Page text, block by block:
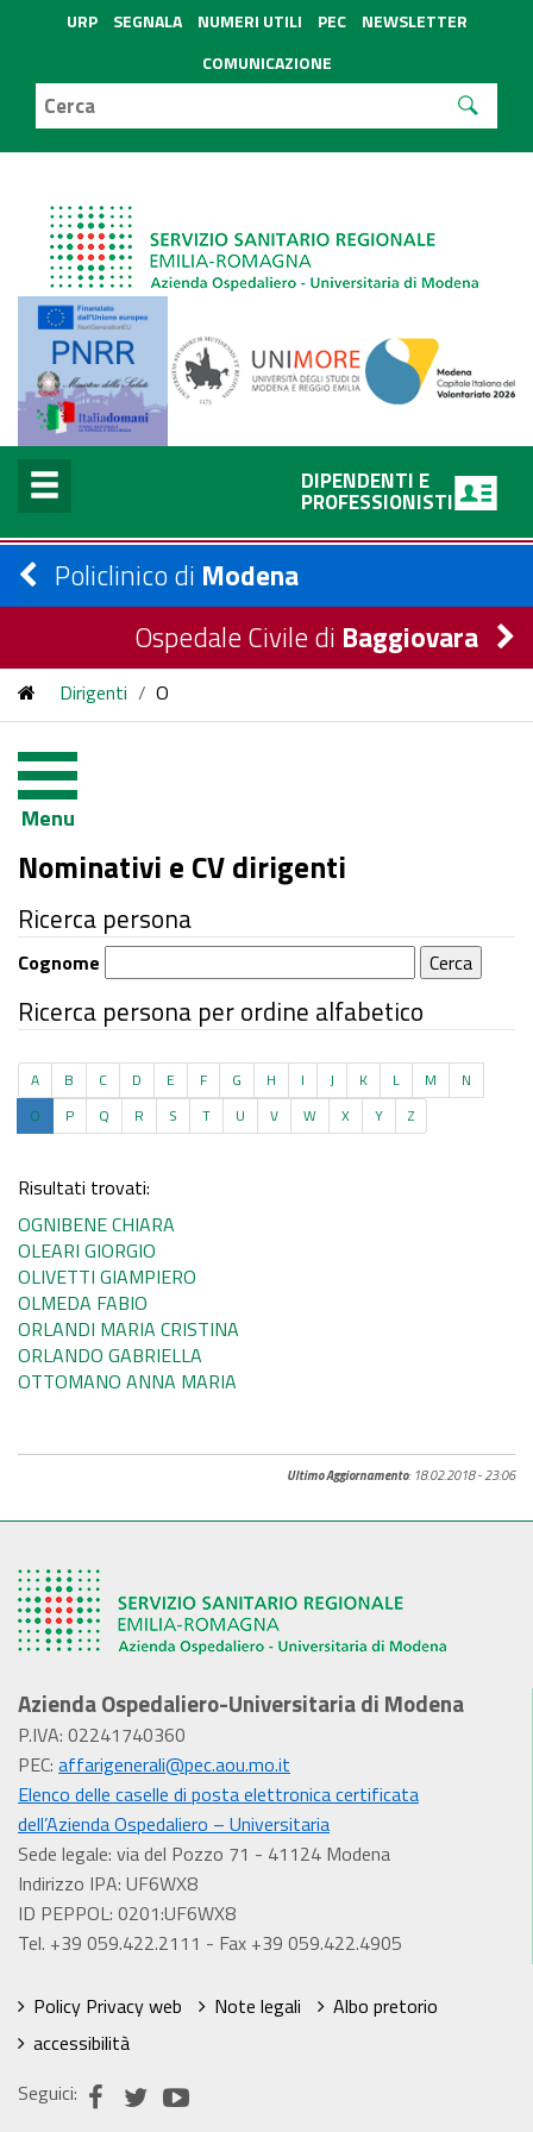
URP SEGNALA NUMERI UTILI PEC
NEWSLETTER
COMUNICAZIONE
DIPENDENTI E
PROFESSIONISTI
Policlinico di Modena
Ospedale Civile di Baggiovara
Dirigenti / O
Menu
Nominativi e CV dirigenti
Ricerca persona
Cognome Cerca
Ricerca persona per ordine alfabetico
A B C D E F G H I J K L M
N
O
P Q R S T U V W X Y Z
Risultati trovati:
OGNIBENE CHIARA
OLEARI GIORGIO
OLIVETTI GIAMPIERO
OLMEDA FABIO
ORLANDI MARIA CRISTINA
ORLANDO GABRIELLA
OTTOMANO ANNA MARIA
Ultimo Aggiornamento: 18.02.2018 - 23:06
Azienda Ospedaliero-Universitaria di Modena
P.IVA: 02241740360
PEC: affarigenerali@pec.aou.mo.it
Elenco delle caselle di posta elettronica certificata
dell’Azienda Ospedaliero – Universitaria
Sede legale: via del Pozzo 71 - 41124 Modena
Indirizzo IPA: UF6WX8
ID PEPPOL: 0201:UF6WX8
Tel. +39 059.422.2111 - Fax +39 059.422.4905
Policy Privacy web Note legali
Albo pretorio
accessibilità
Seguici: